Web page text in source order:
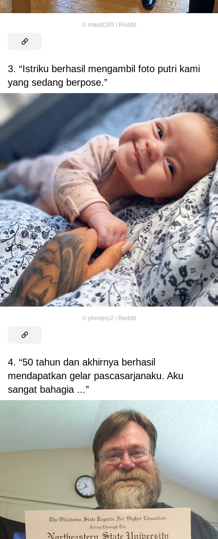
© rmks8285 / Reddit
3. “Istriku berhasil mengambil foto putri kami
yang sedang berpose.”
© phimpxy2 / Reddit
4. “50 tahun dan akhirnya berhasil
mendapatkan gelar pascasarjanaku. Aku
sangat bahagia ...”